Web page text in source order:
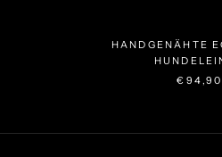
HANDGENÄHTE
€94,90